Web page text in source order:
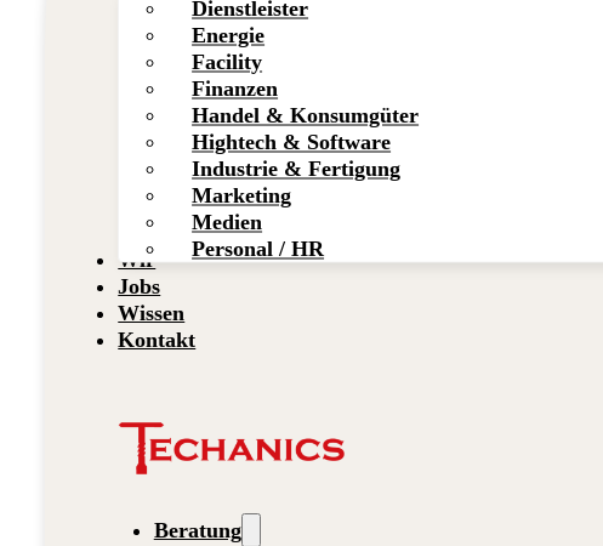
Dienstleister
Energie
Facility
Finanzen
Handel & Konsumgüter
Hightech & Software
Industrie & Fertigung
Marketing
Medien
Personal / HR
Wir
Jobs
Wissen
Kontakt
Beratung